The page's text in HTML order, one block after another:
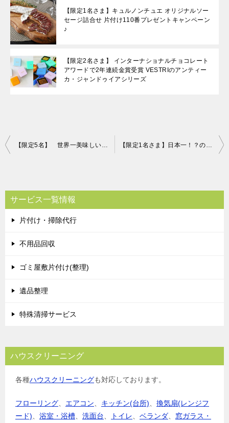
【限定1名さま】キュルノンチュエ オリジナルソー
セージ詰合せ 片付け110番プレゼントキャンペーン
♪
【限定2名さま】 インターナショナルチョコレート
アワードで2年連続金賞受賞 VESTRIのアンティー
カ・ジャンドゥイアシリーズ
投
ビ
ゲ
ー
シ
【限定5名】 世界一美味しいオリーブオイル 片付け110番プレゼント！ 【限定1名さま】日本一！？の王道クリスマスケーキ 片付け110番プレゼント！
サービス一覧情報
片付け・掃除代行
不用品回収
ゴミ屋敷片付け(整理)
遺品整理
特殊清掃サービス
ハウスクリーニング
各種ハウスクリーニングも対応しております。
フローリング エアコン キッチン(台所)
換気扇(レンジフ
ード)
浴室・浴槽 洗面台 トイレ ベランダ
窓ガラス・